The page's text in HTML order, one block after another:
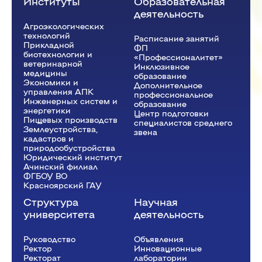
14:00 - 15:30
Экономика(Пр.)
ауд. Э4-27
Киян Т.В.И-33.1-24o
15:50 - 17:20
Экономика
Агроэкологических
технологий
Прикладной
биотехнологии и
ветеринарной
медицины
Экономики и
управления АПК
Инженерных систем и
энергетики
Пищевых производств
Землеустройства,
кадастров и
природообустройства
Юридический институт
Ачинский филиал
ФГБОУ ВО
Красноярский ГАУ
деятельность
Расписание занятий
ФП
«Профессионалитет»
Инклюзивное
образование
Дополнительное
профессиональное
образование
Центр подготовки
специалистов среднего
звена
Структура
университета
Руководство
Ректор
Рeкторат
Научная
деятельность
Объявления
Инновационные
лаборатории